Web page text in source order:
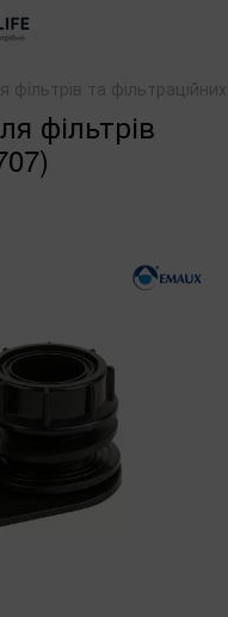
фільтрів та
фільтрів